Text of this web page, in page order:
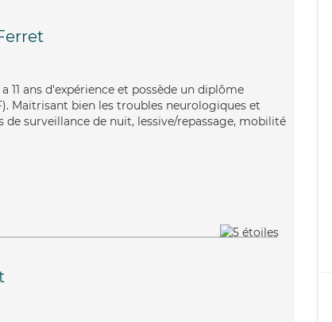
11 ans d'expérience et possède un diplôme
Maitrisant bien les troubles neurologiques et
surveillance de nuit, lessive/repassage, mobilité